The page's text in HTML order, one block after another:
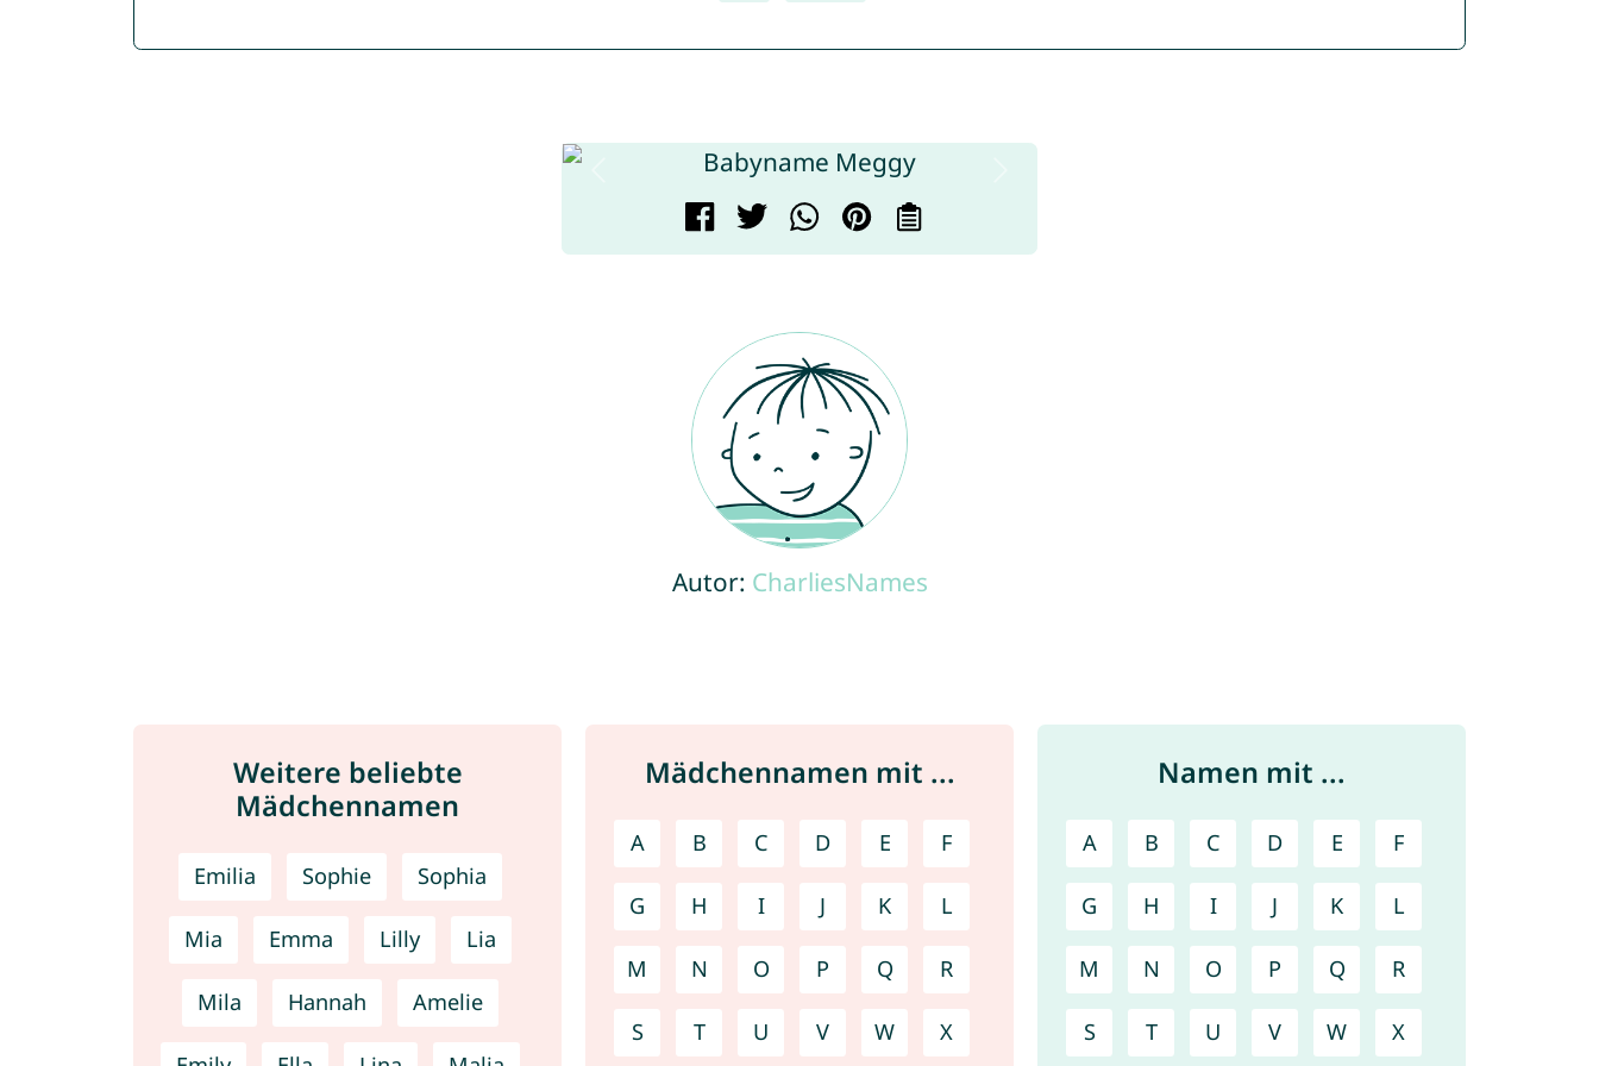
Autor: CharliesNames
Weitere beliebte
Mädchennamen
Emilia Sophie Sophia
Mia Emma Lilly Lia
Mila Hannah Amelie
Mädchennamen mit ...
A B C D E F
G H I J K L
M N O P Q R
S T U V W X
Namen mit ...
A B C D E F
G H I J K L
M N O P Q R
S T U V W X